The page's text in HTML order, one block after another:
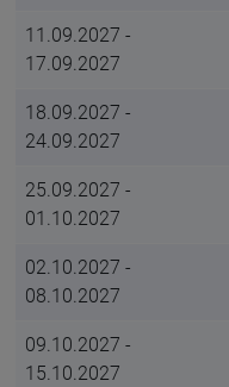
11.09.2027 -
17.09.2027
18.09.2027 -
24.09.2027
25.09.2027 -
01.10.2027
02.10.2027 -
08.10.2027
09.10.2027 -
15.10.2027